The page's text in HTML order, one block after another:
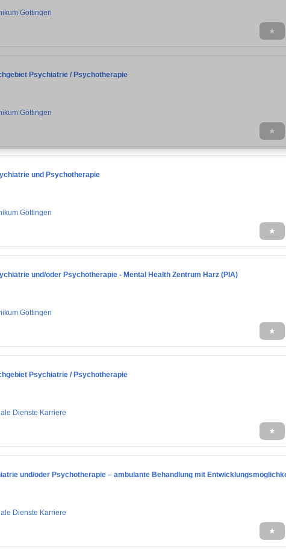
Göttingen
★
Psychiatrie / Psychotherapie
Göttingen
★
und Psychotherapie
Göttingen
★
und/oder Psychotherapie - Mental Health Zentrum Harz (PIA)
Göttingen
★
Psychiatrie / Psychotherapie
Dienste Karriere
★
und/oder Psychotherapie – ambulante Behandlung mit
Dienste Karriere
★